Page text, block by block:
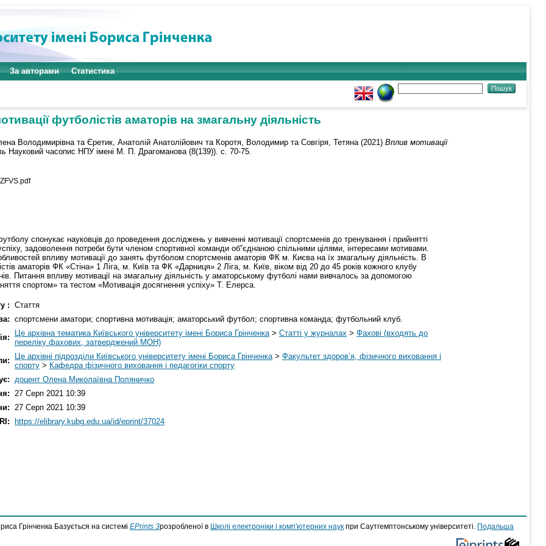
За авторами Статистика
футболістів аматорів на змагальну діяльність
Володимирівна та Єретик, Анатолій Анатолійович та Коротя, Володимир та Совгіря, Тетяна (2021) Вплив мотивації
Науковий часопис НПУ імені М. П. Драгоманова (8(139)). с. 70-75.
спонукає науковців до проведення досліджень у вивченні мотивації спортсменів до тренування і прийнятті
задоволення потреби бути членом спортивної команди об‟єднаною спільними цілями, інтересами мотивами.
впливу мотивації до занять футболом спортсменів аматорів ФК м. Києва на їх змагальну діяльність. В
аматорів ФК «Стіна» 1 Ліга, м. Київ та ФК «Дарниця» 2 Ліга, м. Київ, віком від 20 до 45 років кожного клубу
Питання впливу мотивації на змагальну діяльність у аматорському футболі нами вивчалось за допомогою
спортом» та тестом «Мотивація досягнення успіху» Т. Елерса.
: Стаття
спортсмени аматори; спортивна мотивація; аматорський футбол; спортивна команда; футбольний клуб.
Це архівна тематика Київського університету імені Бориса Грінченка > Статті у журналах > Фахові (входять до
переліку фахових, затверджений МОН)
Це архівні підрозділи Київського університету імені Бориса Грінченка > Факультет здоров’я, фізичного виховання і
спорту > Кафедра фізичного виховання і педагогіки спорту
доцент Олена Миколаївна Поляничко
27 Серп 2021 10:39
27 Серп 2021 10:39
https://elibrary.kubg.edu.ua/id/eprint/37024
Грінченка Базується на системі EPrints 3розробленої в Школі електроніки і комп'ютерних наук при Саутгемптонському університеті. Подальша